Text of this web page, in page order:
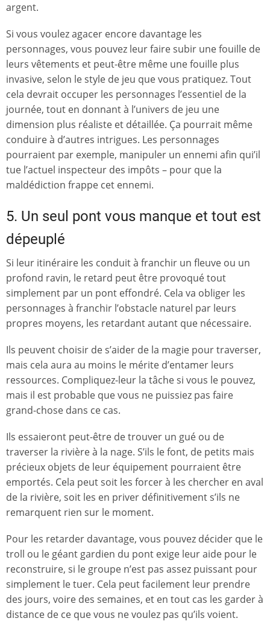
argent.
Si vous voulez agacer encore davantage les
personnages, vous pouvez leur faire subir une fouille de
leurs vêtements et peut-être même une fouille plus
invasive, selon le style de jeu que vous pratiquez. Tout
cela devrait occuper les personnages l’essentiel de la
journée, tout en donnant à l’univers de jeu une
dimension plus réaliste et détaillée. Ça pourrait même
conduire à d’autres intrigues. Les personnages
pourraient par exemple, manipuler un ennemi afin qui’il
tue l’actuel inspecteur des impôts – pour que la
maldédiction frappe cet ennemi.
5. Un seul pont vous manque et tout est
dépeuplé
Si leur itinéraire les conduit à franchir un fleuve ou un
profond ravin, le retard peut être provoqué tout
simplement par un pont effondré. Cela va obliger les
personnages à franchir l’obstacle naturel par leurs
propres moyens, les retardant autant que nécessaire.
Ils peuvent choisir de s’aider de la magie pour traverser,
mais cela aura au moins le mérite d’entamer leurs
ressources. Compliquez-leur la tâche si vous le pouvez,
mais il est probable que vous ne puissiez pas faire
grand-chose dans ce cas.
Ils essaieront peut-être de trouver un gué ou de
traverser la rivière à la nage. S’ils le font, de petits mais
précieux objets de leur équipement pourraient être
emportés. Cela peut soit les forcer à les chercher en aval
de la rivière, soit les en priver définitivement s’ils ne
remarquent rien sur le moment.
Pour les retarder davantage, vous pouvez décider que le
troll ou le géant gardien du pont exige leur aide pour le
reconstruire, si le groupe n’est pas assez puissant pour
simplement le tuer. Cela peut facilement leur prendre
des jours, voire des semaines, et en tout cas les garder à
distance de ce que vous ne voulez pas qu’ils voient.